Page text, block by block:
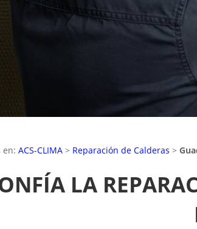
en:ACS-CLIMA > Reparación de Calderas >
LA